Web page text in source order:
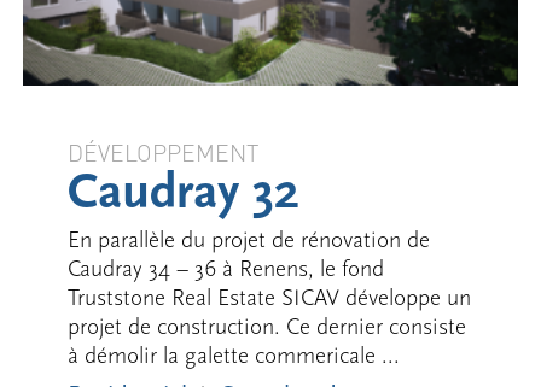
DÉVELOPPEMENT
Caudray 32
En parallèle du projet de rénovation de
Caudray 34 – 36 à Renens, le fond
Truststone Real Estate SICAV développe un
projet de construction. Ce dernier consiste
à démolir la galette commericale ...